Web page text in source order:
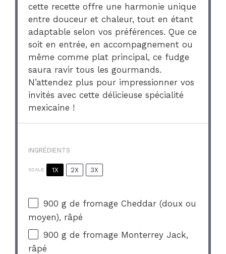
cette recette offre une harmonie unique
entre douceur et chaleur, tout en étant
adaptable selon vos préférences. Que ce
soit en entrée, en accompagnement ou
même comme plat principal, ce fudge
saura ravir tous les gourmands.
N’attendez plus pour impressionner vos
invités avec cette délicieuse spécialité
mexicaine !
INGRÉDIENTS
SCALE 1X 2X 3X
900 g de fromage Cheddar (doux ou
moyen), râpé
900 g de fromage Monterrey Jack,
râpé